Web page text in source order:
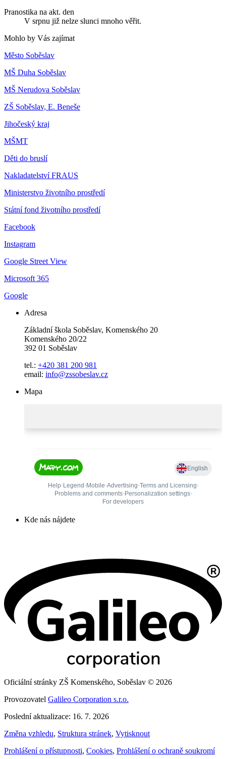
Pranostika na akt. den
V srpnu již nelze slunci mnoho věřit.
Mohlo by Vás zajímat
Město Soběslav
MŠ Duha Soběslav
MŠ Nerudova Soběslav
ZŠ Soběslav, E. Beneše
Jihočeský kraj
MŠMT
Děti do bruslí
Nakladatelství FRAUS
Ministerstvo životního prostředí
Státní fond životního prostředí
Facebook
Instagram
Google Street View
Microsoft 365
Google
Adresa
Základní škola Soběslav, Komenského 20
Komenského 20/22
392 01 Soběslav
tel.: +420 381 200 981
email: info@zssobeslav.cz
Mapa
Kde nás nájdete
Oficiální stránky ZŠ Komenského, Soběslav © 2026
Provozovatel Galileo Corporation s.r.o.
Poslední aktualizace: 16. 7. 2026
Změna vzhledu, Struktura stránek, Vytisknout
Prohlášení o přístupnosti, Cookies, Prohlášení o ochraně soukromí